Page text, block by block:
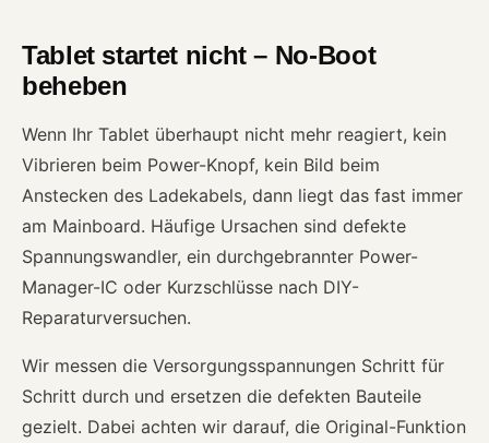
Tablet startet nicht – No-Boot
beheben
Wenn Ihr Tablet überhaupt nicht mehr reagiert, kein
Vibrieren beim Power-Knopf, kein Bild beim
Anstecken des Ladekabels, dann liegt das fast immer
am Mainboard. Häufige Ursachen sind defekte
Spannungswandler, ein durchgebrannter Power-
Manager-IC oder Kurzschlüsse nach DIY-
Reparaturversuchen.
Wir messen die Versorgungsspannungen Schritt für
Schritt durch und ersetzen die defekten Bauteile
gezielt. Dabei achten wir darauf, die Original-Funktion